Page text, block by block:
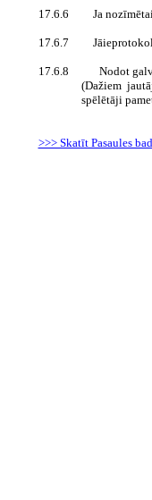
17.6.6 Ja
17.6.7
17.6.8
Nodot
(Dažiem
spēlētāji
>>> Skatīt Pasaules